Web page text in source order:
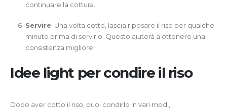
continuare la cottura.
Servire: Una volta cotto, lascia riposare il riso per qualche
minuto prima di servirlo. Questo aiuterà a ottenere una
consistenza migliore.
Idee light per condire il riso
Dopo aver cotto il riso, puoi condirlo in vari modi,